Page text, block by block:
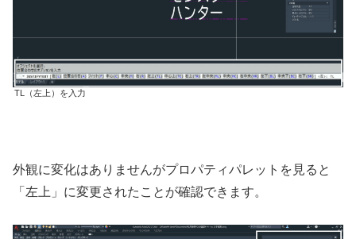
TL（左上）を入力
外観に変化はありませんがプロパティパレットを見ると
「左上」に変更されたことが確認できます。